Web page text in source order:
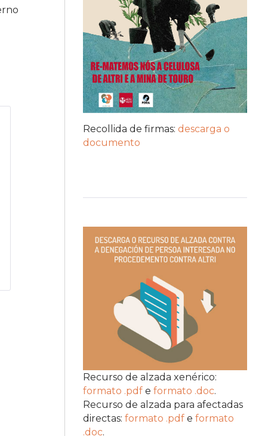
Recollida de firmas: descarga o
documento
Recurso de alzada xenérico:
formato .pdf e formato .doc.
Recurso de alzada para afectadas
directas: formato .pdf e formato
.doc.